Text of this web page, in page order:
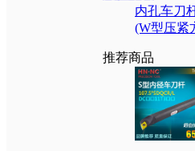
内孔车刀
(W型压紧
推荐商品